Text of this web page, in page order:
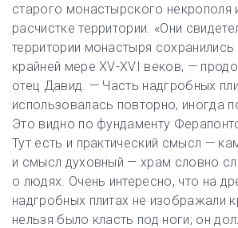
старого монастырского некрополя
расчистке территории. «Они
территории монастыря
крайней мере XV-XVI веков, —
отец Давид. — Часть надгробных
использовалась повторно, иногда
Это видно по фундаменту
Тут есть и практический смысл —
и смысл духовный — храм словно
о людях. Очень интересно, что на
надгробных плитах не изображали
нельзя было класть под ноги; он